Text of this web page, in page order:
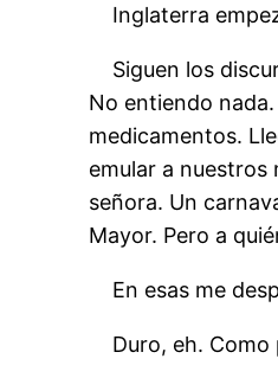
Inglaterra
Siguen los
No entiendo
medicamentos.
emular a nuestros
señora. Un
Mayor. Pero a
En esas me
Duro, eh. Como